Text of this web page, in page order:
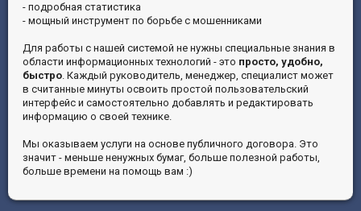
- подробная статистика
- мощный инструмент по борьбе с мошенниками
Для работы с нашей системой не нужны специальные знания в
области информационных технологий - это просто, удобно,
быстро. Каждый руководитель, менеджер, специалист может
в считанные минуты освоить простой пользовательский
интерфейс и самостоятельно добавлять и редактировать
информацию о своей технике.
Мы оказываем услуги на основе публичного договора. Это
значит - меньше ненужных бумаг, больше полезной работы,
больше времени на помощь вам :)